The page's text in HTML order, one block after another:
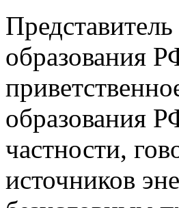
образования
образования
частности,
источников